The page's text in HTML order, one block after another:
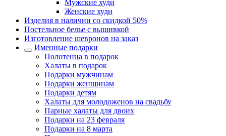
Мужские худи
Женские худи
Изделия в наличии со скидкой 50%
Постельное белье с вышивкой
Изготовление шевронов на заказ
Именные подарки
Полотенца в подарок
Халаты в подарок
Подарки мужчинам
Подарки женщинам
Подарки детям
Халаты для молодоженов на свадьбу
Парные халаты для двоих
Подарки на 23 февраля
Подарки на 8 марта